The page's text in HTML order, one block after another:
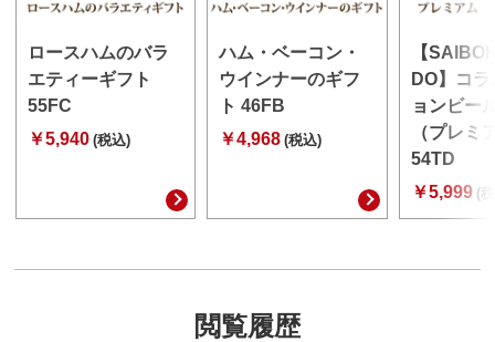
ロースハムのバラ
エティーギフト
55FC
￥5,940 (税込)
ハム・ベーコン・
ウインナーのギフ
ト 46FB
￥4,968 (税込)
【
DO】コ
ョンビー
（プレミ
54TD
￥5,999 (
閲覧履歴